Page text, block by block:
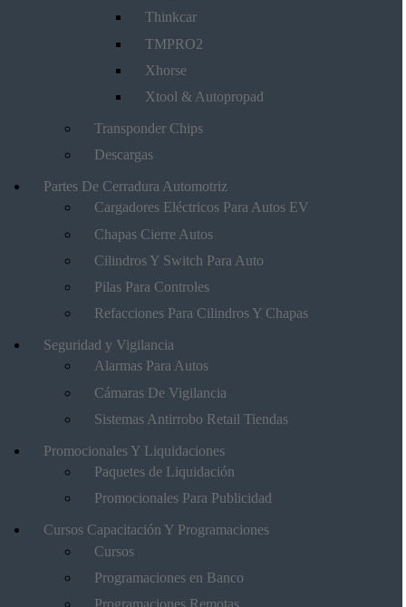
Thinkcar
TMPRO2
Xhorse
Xtool & Autopropad
Transponder Chips
Descargas
Partes De Cerradura Automotriz
Cargadores Eléctricos Para Autos EV
Chapas Cierre Autos
Cilindros Y Switch Para Auto
Pilas Para Controles
Refacciones Para Cilindros Y Chapas
Seguridad y Vigilancia
Alarmas Para Autos
Cámaras De Vigilancia
Sistemas Antirrobo Retail Tiendas
Promocionales Y Liquidaciones
Paquetes de Liquidación
Promocionales Para Publicidad
Cursos Capacitación Y Programaciones
Cursos
Programaciones en Banco